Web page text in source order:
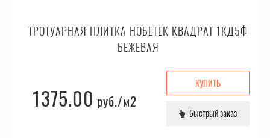
ТРОТУАРНАЯ ПЛИТКА НОБЕТЕК КВАДРАТ 1КД5Ф
БЕЖЕВАЯ
1375.00 руб./м2
КУПИТЬ
Быстрый заказ